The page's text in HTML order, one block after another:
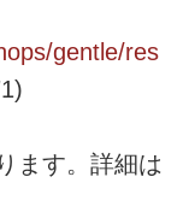
gentle/res
ます。詳細は